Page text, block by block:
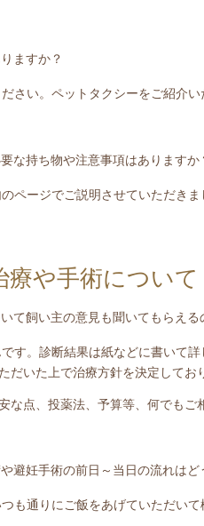
ますか？
さい。ペットタクシーをご紹介い
な持ち物や注意事項はありますか
ページでご説明させていただきま
療や手術について
て飼い主の意見も聞いてもらえる
です。診断結果は紙などに書いて
だいた上で治療方針を決定してお
な点、投薬法、予算等、何でもご
避妊手術の前日～当日の流れは
も通りにご飯をあげていただいて